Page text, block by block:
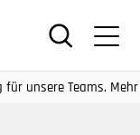
Teams. Mehr